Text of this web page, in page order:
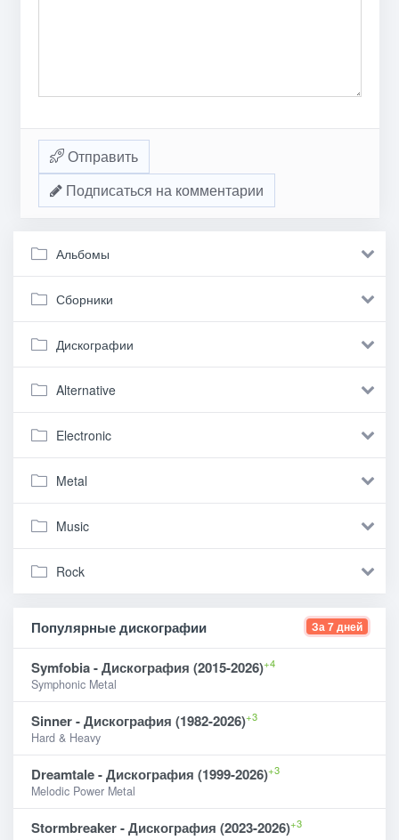
Отправить
Подписаться на комментарии
Альбомы
Сборники
Дискографии
Alternative
Electronic
Metal
Music
Rock
Популярные дискографии За 7 дней
Symfobia - Дискография (2015-2026)+4
Symphonic Metal
Sinner - Дискография (1982-2026)+3
Hard & Heavy
Dreamtale - Дискография (1999-2026)+3
Melodic Power Metal
Stormbreaker - Дискография (2023-2026)+3